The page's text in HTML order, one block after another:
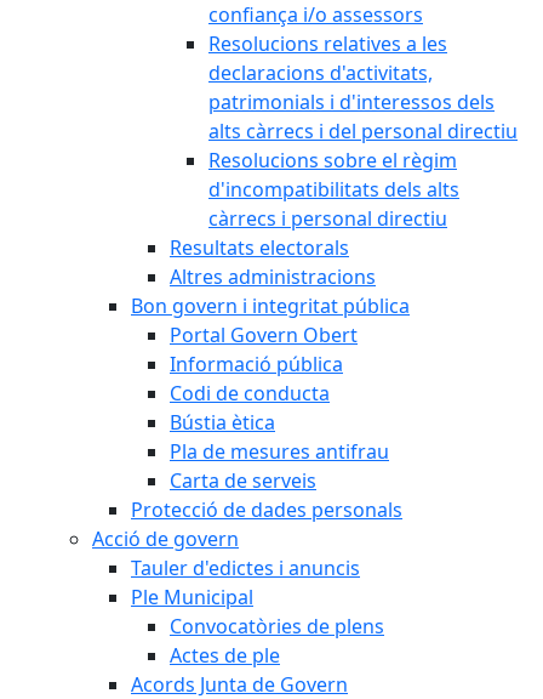
confiança i/o assessors
Resolucions relatives a les
declaracions d'activitats,
patrimonials i d'interessos dels
alts càrrecs i del personal directiu
Resolucions sobre el règim
d'incompatibilitats dels alts
càrrecs i personal directiu
Resultats electorals
Altres administracions
Bon govern i integritat pública
Portal Govern Obert
Informació pública
Codi de conducta
Bústia ètica
Pla de mesures antifrau
Carta de serveis
Protecció de dades personals
Acció de govern
Tauler d'edictes i anuncis
Ple Municipal
Convocatòries de plens
Actes de ple
Acords Junta de Govern